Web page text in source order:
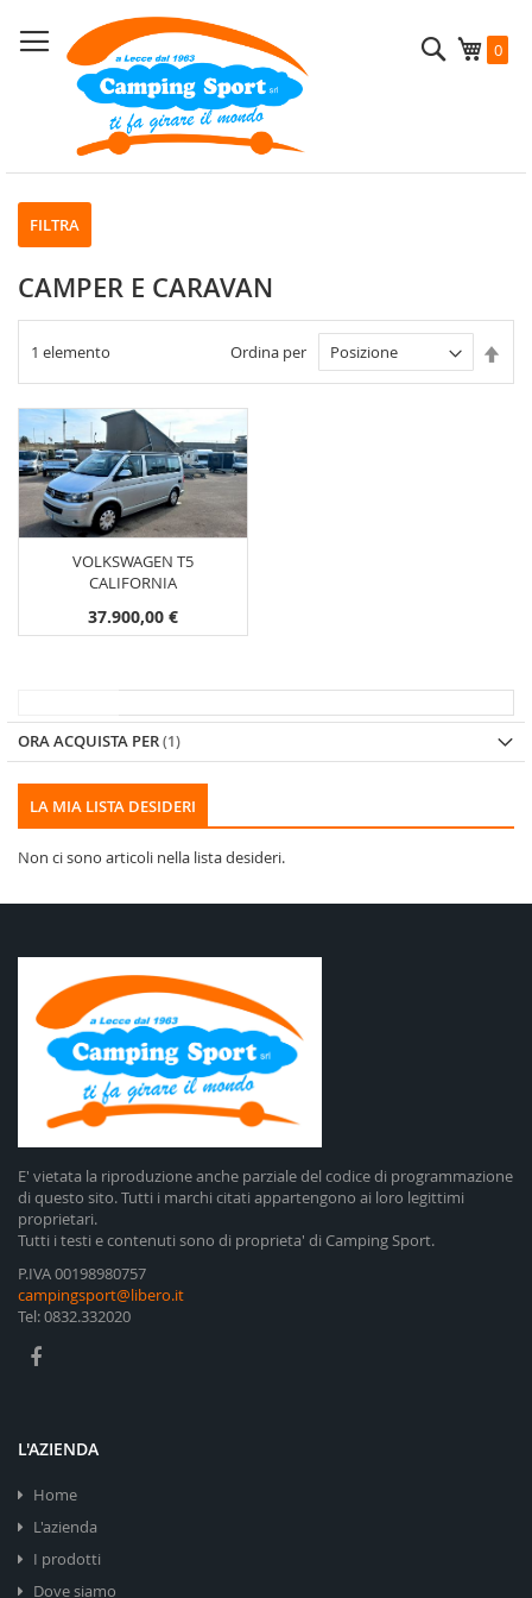
al
contenuto
0
Cerca
CAMPER E CARAVAN
1 elemento Ordina per
VOLKSWAGEN T5
CALIFORNIA
37.900,00 €
FILTRA
ORA ACQUISTA PER
LA MIA LISTA DESIDERI
Non ci sono articoli nella lista desideri.
E' vietata la riproduzione anche parziale del codice di programmazione
di questo sito. Tutti i marchi citati appartengono ai loro legittimi
proprietari.
Tutti i testi e contenuti sono di proprieta' di Camping Sport.
P.IVA 00198980757
campingsport@libero.it
Tel: 0832.332020
L'AZIENDA
Home
L'azienda
I prodotti
Dove siamo